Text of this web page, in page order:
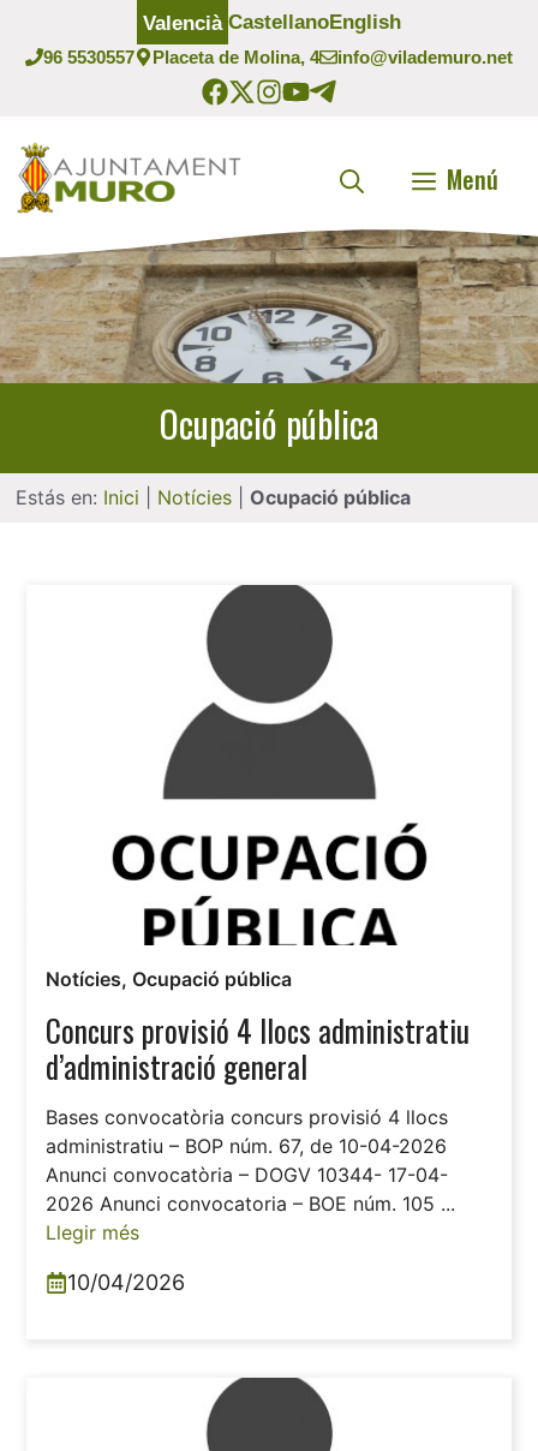
contingut
96 5530557 Placeta de Molina, 4 info@vilademuro.net
Valencià CastellanoEnglish
Menú
Ocupació pública
Estás en: Inici Notícies Ocupació pública
Notícies, Ocupació pública
Concurs provisió 4 llocs administratiu
d’administració general
Bases convocatòria concurs provisió 4 llocs
administratiu – BOP núm. 67, de 10-04-2026
Anunci convocatòria – DOGV 10344- 17-04-
2026 Anunci convocatoria – BOE núm. 105 ...
Llegir més
10/04/2026